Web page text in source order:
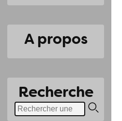
A propos
Recherche